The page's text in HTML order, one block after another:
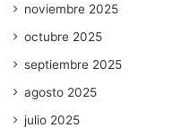
noviembre 2025
octubre 2025
septiembre 2025
agosto 2025
julio 2025